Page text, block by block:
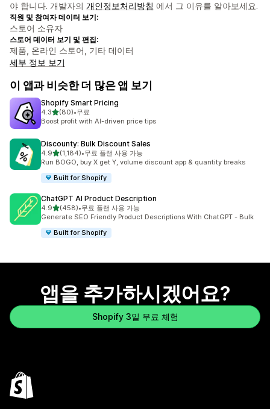
야 합니다. 개발자의 개인정보처리방침 에서 그 이유를 알아보세요.
직원 및 참여자 데이터 보기:
스토어 소유자
스토어 데이터 보기 및 편집:
제품, 온라인 스토어, 기타 데이터
세부 정보 보기
이 앱과 비슷한 더 많은 앱 보기
Shopify Smart Pricing
4.3별 5개 중
(80)
총 리뷰 80개
•무료
Boost profit with AI-driven price tips
Discounty: Bulk Discount Sales
4.9별 5개 중
(1,184)
총 리뷰 1184개
•무료 플랜 사용 가능
Run BOGO, buy X get Y, volume discount app & quantity breaks
Built for Shopify
ChatGPT AI Product Description
4.9별 5개 중
(458)
총 리뷰 458개
•무료 플랜 사용 가능
Generate SEO Friendly Product Descriptions With ChatGPT - Bulk
Built for Shopify
앱을 추가하시겠어요?
Shopify 3일 무료 체험